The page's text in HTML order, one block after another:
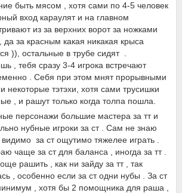
быть мясом , хотя сами по 4-5 человек
вход караулят и на главном
из за верхних ворот за ножками
да за красным какая никакая крыса
)), остальные в трубе сидят .
, тебя сразу 3-4 игрока встречают
. Себя при этом мнят прорывными
некоторые тэтэхи, хотя сами трусишки
, и рашут только когда толпа пошла.
персонажи большие мастера за тт и
нубные игроки за ст . Сам не знаю
за ст ощутимо тяжелее играть .
чаще за ст для баланса , иногда за тт .
рашить , как ни зайду за тт , так
, особенно если за ст одни нубы . За ст
, хотя бы 2 помощника для раша ,